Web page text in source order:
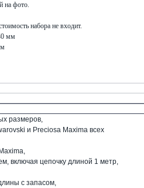
на фото.
набора не входит.
мм
размеров,
и Preciosa Maxima всех
включая цепочку длиной 1 метр,
с запасом,